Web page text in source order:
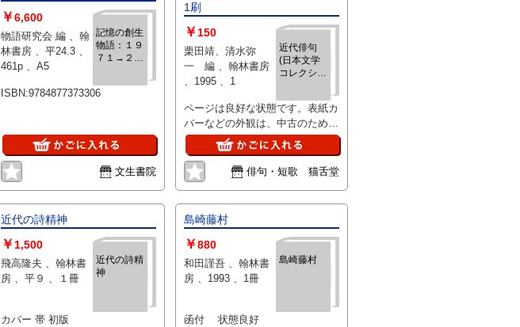
記憶の創生
物語：１９
７１→２０
￥6,600
物語研究会 編 、翰
林書房 、平24.3 、
461p 、A5
ISBN:9784877373306
文生書院
1刷
近代俳句
(日本文学
コレクショ
文学コレク
ション＞ 1
刷
￥ 150
栗田靖、清水弥
一 編 、翰林書房
、1995 、1
ページは良好な状態です。表紙カ
バーなどの外観は、中古のため使
用感や焼け、擦れ、ヨレ、汚れ、
細かな傷などがあります。
俳句・短歌 猫舌堂
近代の詩精神
近代の詩精
神
￥ 1,500
飛高隆夫 、翰林書
房 、平９ 、１冊
カバー 帯 初版
島崎藤村
島崎藤村
￥880
和田謹吾 、翰林書
房 、1993 、1冊
函付 状態良好